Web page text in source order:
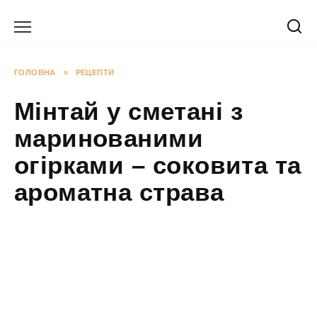
ГОЛОВНА » РЕЦЕПТИ
Мінтай у сметані з
маринованими
огірками – соковита та
ароматна страва